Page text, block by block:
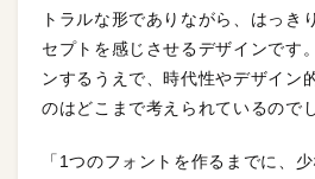
トラルな形でありながら、はっき
セプトを感じさせるデザインです
ンするうえで、時代性やデザイン
のはどこまで考えられているので
「1つのフォントを作るまでに、